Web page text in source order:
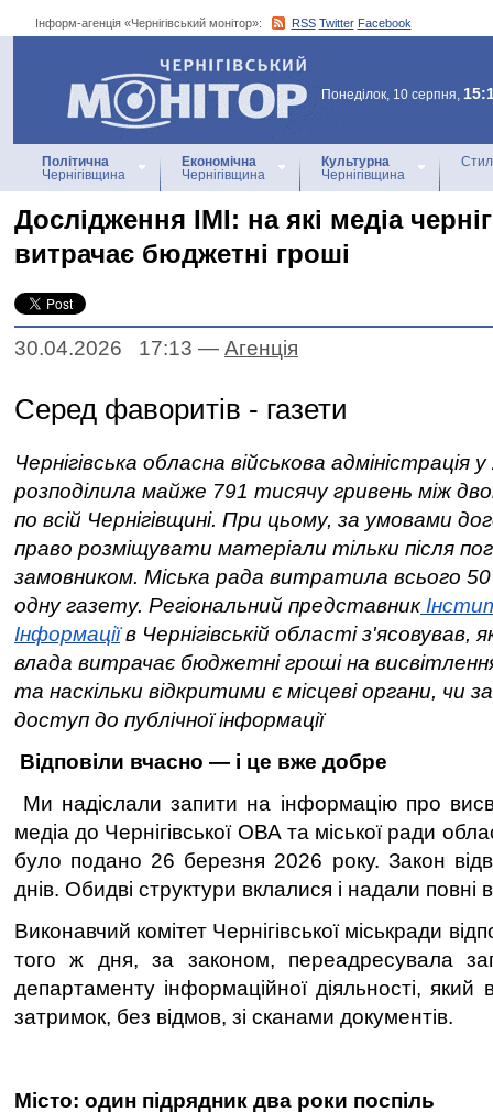
Інформ-агенція «Чернігівський монітор»: RSS Twitter Facebook
Інформ-агенція
«Чернігівський монітор»
Понеділок, 10 серпня,
Політична
Чернігівщина
Економічна
Чернігівщина
Культурна
Чернігівщина
Дослідження ІМІ: на які медіа
витрачає бюджетні гроші
30.04.2026 17:13 — Агенцiя
Серед фаворитів - газети
Чернігівська обласна військова адміністрація
розподілила майже 791 тисячу гривень між
по всій Чернігівщині. При цьому, за умовами
право розміщувати матеріали тільки після
замовником. Міська рада витратила всього
одну газету. Регіональний представник
Інформаціїв Чернігівській області з'ясовував,
влада витрачає бюджетні гроші на висвітлення
та наскільки відкритими є місцеві органи, чи
доступ до публічної інформації
Відповіли вчасно — і це вже добре
Ми надіслали запити на інформацію про
медіа до Чернігівської ОВА та міської ради
було подано 26 березня 2026 року. Закон
днів. Обидві структури вклалися і надали повні
Виконавчий комітет Чернігівської міськради
того ж дня, за законом, переадресувала
департаменту інформаційної діяльності, який
затримок, без відмов, зі сканами документів.
Місто: один підрядник два роки поспіль